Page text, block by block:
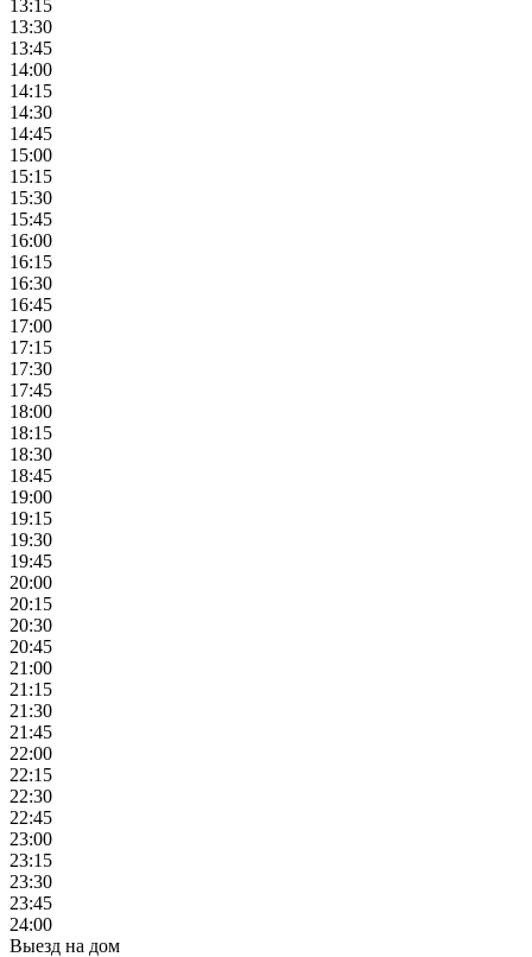
13:15
13:30
13:45
14:00
14:15
14:30
14:45
15:00
15:15
15:30
15:45
16:00
16:15
16:30
16:45
17:00
17:15
17:30
17:45
18:00
18:15
18:30
18:45
19:00
19:15
19:30
19:45
20:00
20:15
20:30
20:45
21:00
21:15
21:30
21:45
22:00
22:15
22:30
22:45
23:00
23:15
23:30
23:45
24:00
Выезд на дом